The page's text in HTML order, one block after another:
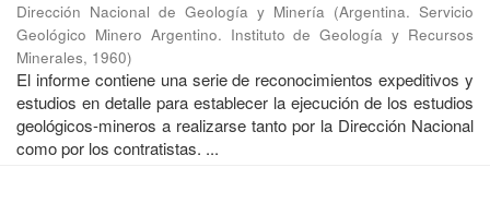
Dirección Nacional de Geología y Minería (Argentina. Servicio
Geológico Minero Argentino. Instituto de Geología y Recursos
Minerales, 1960)
El informe contiene una serie de reconocimientos expeditivos y
estudios en detalle para establecer la ejecución de los estudios
geológicos-mineros a realizarse tanto por la Dirección Nacional
como por los contratistas. ...